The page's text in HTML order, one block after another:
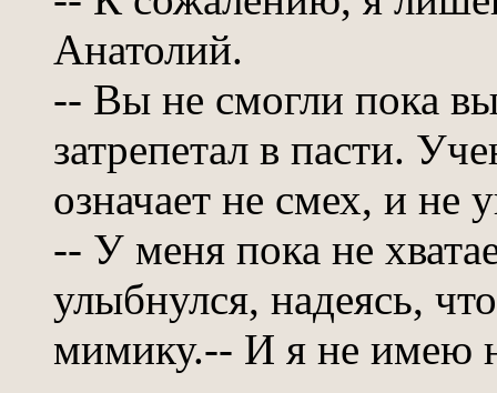
Анатолий.
-- Вы не смогли пока
затрепетал в пасти.
означает не смех, и не
-- У меня пока не
улыбнулся, надеясь,
мимику.-- И я не имею